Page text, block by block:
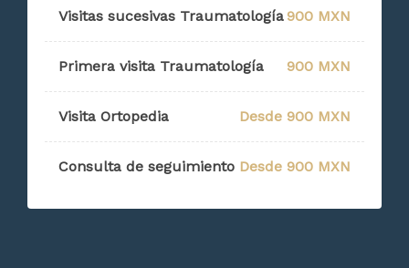
Visitas sucesivas Traumatología900 MXN
Primera visita Traumatología 900 MXN
Visita Ortopedia Desde 900 MXN
Consulta de seguimiento Desde 900 MXN